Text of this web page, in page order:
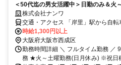
＜50代迄の男女活躍中＞日勤のみ＆
株式会社ナンワ
交通・アクセス 「岸里」駅から自
自転車で13分ほど
時給1,300円以上
大阪府大阪市西成区
勤務時間詳細 ＼ フルタイム勤務
務 ★火～土曜勤務(日月休み) ※祝日